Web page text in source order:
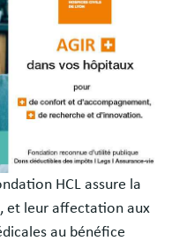
HCL assure la
et leur affectation aux
au bénéfice